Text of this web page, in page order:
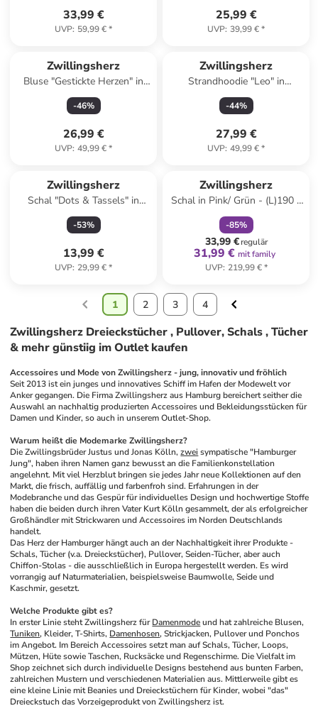
33,99 €
UVP: 59,99 €*
25,99 €
UVP: 39,99 €*
Zwillingsherz
Bluse "Gestickte Herzen" in
Pink
-46%
26,99 €
UVP: 49,99 €*
Zwillingsherz
Strandhoodie "Leo" in
Hellbraun/ Beige/ Schwarz
-44%
27,99 €
UVP: 49,99 €*
Zwillingsherz
Schal "Dots & Tassels" in
Creme/ Bunt - (L)180 x (B)90
cm
-53%
13,99 €
UVP: 29,99 €*
Zwillingsherz
Schal in Pink/ Grün - (L)190 x
(B)75 cm
-85%
33,99 €regulär
31,99 € mit family
UVP: 219,99 €*
1 2 3 4
Zwillingsherz Dreieckstücher , Pullover, Schals , Tücher
& mehr günstiig im Outlet kaufen
Accessoires und Mode von Zwillingsherz - jung, innovativ und fröhlich
Seit 2013 ist ein junges und innovatives Schiff im Hafen der Modewelt vor
Anker gegangen. Die Firma Zwillingsherz aus Hamburg bereichert seither die
Auswahl an nachhaltig produzierten Accessoires und Bekleidungsstücken für
Damen und Kinder, so auch in unserem Outlet-Shop.
Warum heißt die Modemarke Zwillingsherz?
Die Zwillingsbrüder Justus und Jonas Kölln, zwei sympatische "Hamburger
Jung", haben ihren Namen ganz bewusst an die Familienkonstellation
angelehnt. Mit viel Herzblut bringen sie jedes Jahr neue Kollektionen auf den
Markt, die frisch, auffällig und farbenfroh sind. Erfahrungen in der
Modebranche und das Gespür für individuelles Design und hochwertige Stoffe
haben die beiden durch ihren Vater Kurt Kölln gesammelt, der als erfolgreicher
Großhändler mit Strickwaren und Accessoires im Norden Deutschlands
handelt.
Das Herz der Hamburger hängt auch an der Nachhaltigkeit ihrer Produkte -
Schals, Tücher (v.a. Dreieckstücher), Pullover, Seiden-Tücher, aber auch
Chiffon-Stolas - die ausschließlich in Europa hergestellt werden. Es wird
vorrangig auf Naturmaterialien, beispielsweise Baumwolle, Seide und
Kaschmir, gesetzt.
Welche Produkte gibt es?
In erster Linie steht Zwillingsherz für Damenmode
Tuniken, Kleider, T-Shirts, Damenhosen, Strickjacken, Pullover und Ponchos
im Angebot. Im Bereich Accessoires setzt man auf Schals, Tücher, Loops,
Mützen, Hüte sowie Taschen, Rucksäcke und Regenschirme. Die Vielfalt im
Shop zeichnet sich durch individuelle Designs bestehend aus bunten Farben,
zahlreichen Mustern und verschiedenen Materialien aus. Mittlerweile gibt es
eine kleine Linie mit Beanies und Dreieckstüchern für Kinder, wobei "das"
Dreieckstuch das Vorzeigeprodukt von Zwillingsherz ist.